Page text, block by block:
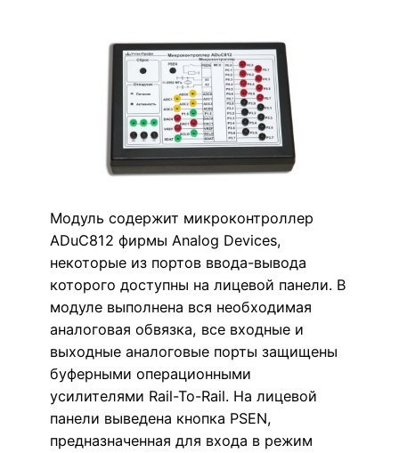
Модуль содержит микроконтроллер
ADuC812 фирмы Analog Devices,
некоторые из портов ввода-вывода
которого доступны на лицевой панели. В
модуле выполнена вся необходимая
аналоговая обвязка, все входные и
выходные аналоговые порты защищены
буферными операционными
усилителями Rail-To-Rail. На лицевой
панели выведена кнопка PSEN,
предназначенная для входа в режим